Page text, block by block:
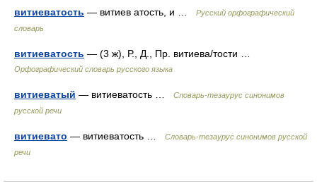
витиеватость — витиев атость, и …
Русский орфографический
словарь
витиеватость — (3 ж), Р., Д., Пр. витиева/тости …
Орфографический словарь русского языка
витиеватый — витиеватость …
Словарь-тезаурус синонимов
русской речи
витиевато — витиеватость …
Словарь-тезаурус синонимов русской
речи